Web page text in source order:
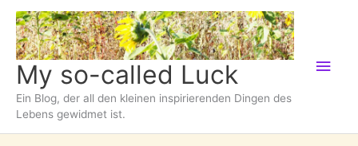
Zum
Inhalt
springen
My so-called Luck
Ein Blog, der all den kleinen inspirierenden Dingen des
Lebens gewidmet ist.